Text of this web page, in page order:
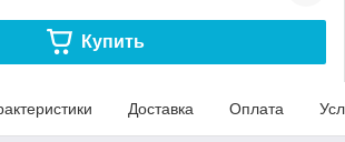
Купить
Доставка Оплата